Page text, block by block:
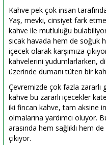
Kahve pek çok insan
Yaş, mevki, cinsiyet fark
kahve ile mutluluğu
sıcak havada hem de soğuk
içecek olarak karşımıza
kahvelerini yudumlarlarken,
üzerinde dumanı tüten bir
Çevremizde çok fazla zararlı
kahve bu zararlı içecekler
iki fincan kahve, tam aksine
olmalarına yardımcı oluyor.
arasında hem sağlıklı hem
çıkıyor.